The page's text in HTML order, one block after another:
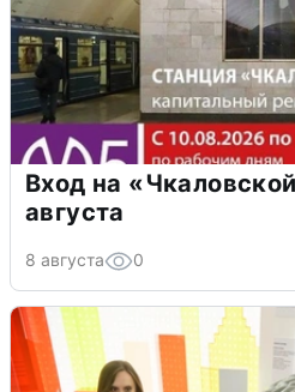
Вход на
августа
8 августа 0